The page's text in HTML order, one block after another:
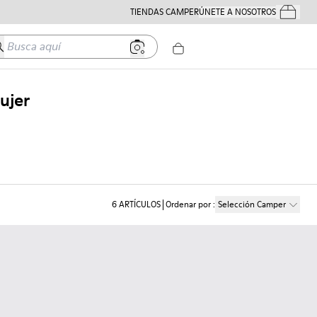
TIENDAS CAMPERÚNETE A NOSOTROSTus
aquí
6ARTÍCULOS Ordenar por: Selección Camper